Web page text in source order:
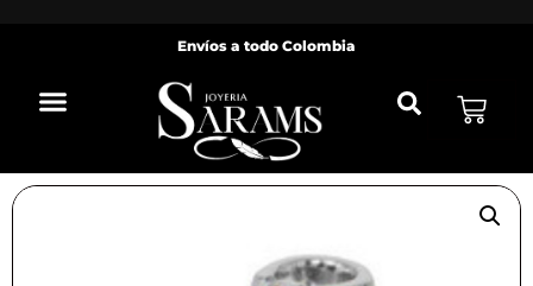
Envíos a todo Colombia